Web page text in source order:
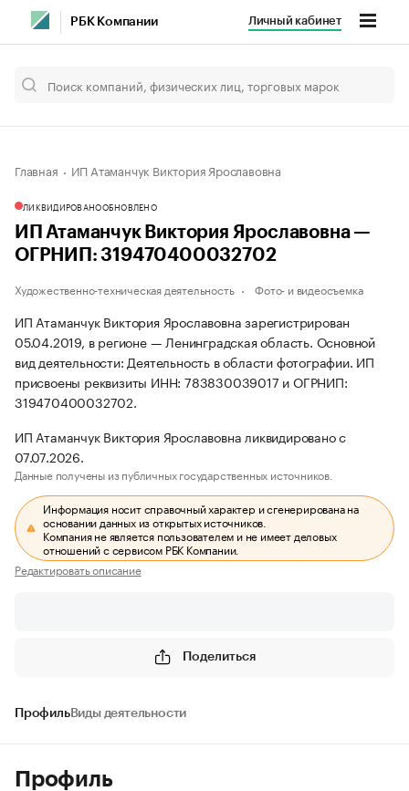
РБК Компании Личный кабинет
Главная ИП Атаманчук Виктория Ярославовна
ЛИКВИДИРОВАНООБНОВЛЕНО
ИП Атаманчук Виктория Ярославовна —
ОГРНИП: 319470400032702
Художественно-техническая деятельность Фото- и видеосъемка
ИП Атаманчук Виктория Ярославовна зарегистрирован
05.04.2019, в регионе — Ленинградская область. Основной
вид деятельности: Деятельность в области фотографии. ИП
присвоены реквизиты ИНН: 783830039017 и ОГРНИП:
319470400032702.
ИП Атаманчук Виктория Ярославовна ликвидировано с
07.07.2026.
Данные получены из публичных государственных источников.
Информация носит справочный характер и сгенерирована на
основании данных из открытых источников.
Компания не является пользователем и не имеет деловых
отношений с сервисом РБК Компании.
Редактировать описание
Поделиться
ПрофильВиды деятельности
Профиль